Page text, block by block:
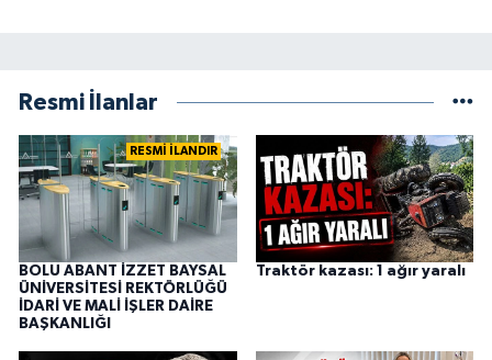
Resmi İlanlar
RESMİ İLANDIR
BOLU ABANT İZZET BAYSAL
ÜNİVERSİTESİ REKTÖRLÜĞÜ
İDARİ VE MALİ İŞLER DAİRE
BAŞKANLIĞI
Traktör kazası: 1 ağır yaralı